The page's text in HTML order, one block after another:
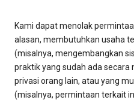
Kami dapat menolak
alasan, membutuhkan usaha
(misalnya, mengembangkan
praktik yang sudah ada
privasi orang lain, atau yang
(misalnya, permintaan terkait